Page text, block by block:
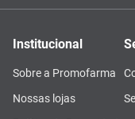
Institucional
Sobre a Promofarma
Nossas lojas